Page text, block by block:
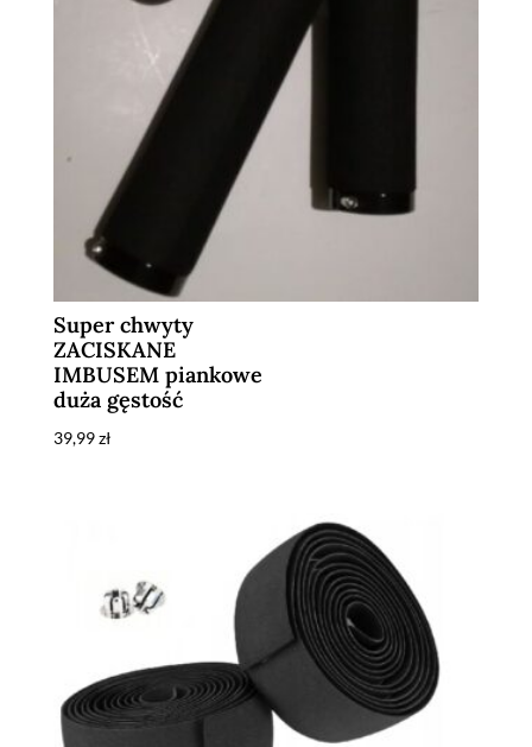
Super chwyty
ZACISKANE
IMBUSEM piankowe
duża gęstość
39,99zł